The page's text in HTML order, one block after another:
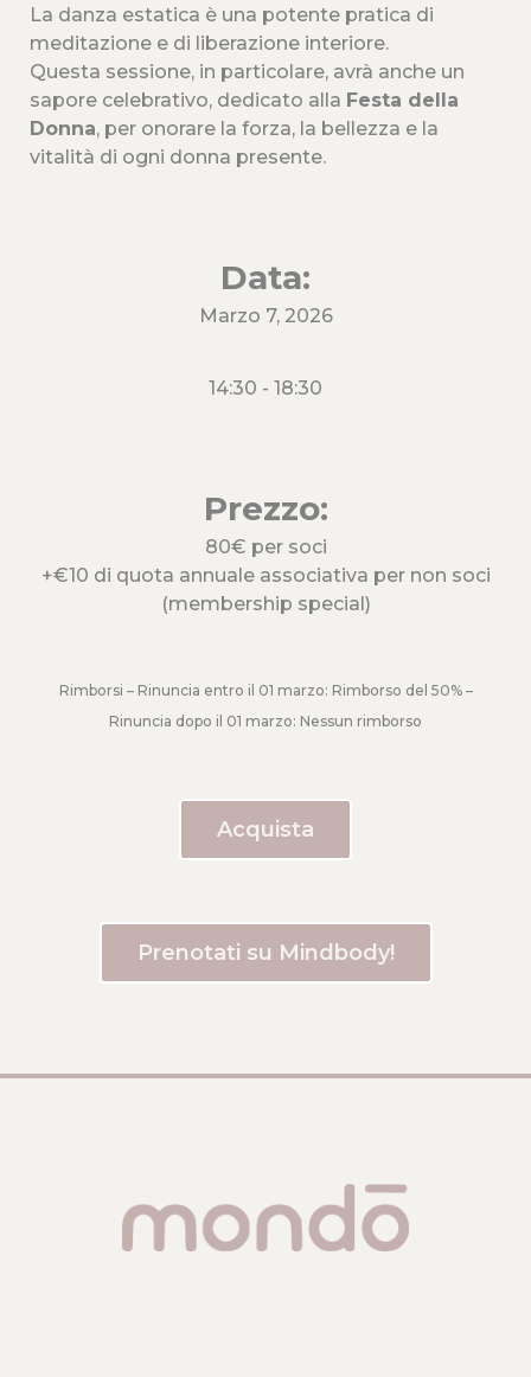
La danza estatica è una potente pratica di
meditazione e di liberazione interiore.
Questa sessione, in particolare, avrà anche un
sapore celebrativo, dedicato alla Festa della
Donna, per onorare la forza, la bellezza e la
vitalità di ogni donna presente.
Data:
Marzo 7, 2026
14:30 - 18:30
Prezzo:
80€ per soci
+€10 di quota annuale associativa per non soci
(membership special)
Rimborsi – Rinuncia entro il 01 marzo: Rimborso del 50% –
Rinuncia dopo il 01 marzo: Nessun rimborso
Acquista
Prenotati su Mindbody!